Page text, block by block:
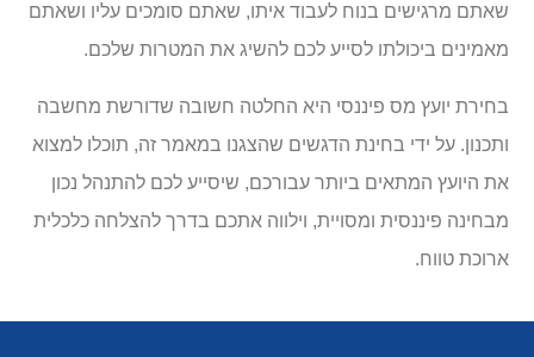
שאתם מרגישים בנוח לעבוד איתו, שאתם סומכים עליו ושאתם
מאמינים ביכולתו לסייע לכם להשיג את המטרות שלכם.
בחירת יועץ מס פיננסי היא החלטה חשובה שדורשת מחשבה
ותכנון. על ידי בחינת הדגשים שהצגנו במאמר זה, תוכלו למצוא
את היועץ המתאים ביותר עבורכם, שיסייע לכם להתנהל נכון
מבחינה פיננסית ומסויית, וילווה אתכם בדרך להצלחה כלכלית
ארוכת טווח.